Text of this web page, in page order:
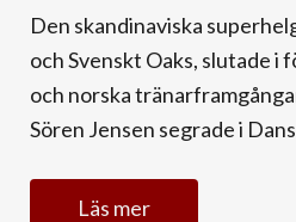
Den skandinaviska
och Svenskt Oaks, slutade i
och norska
Sören Jensen segrade i
Läs mer